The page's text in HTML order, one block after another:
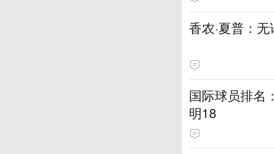
香农·夏普：
国际球员排名
明18